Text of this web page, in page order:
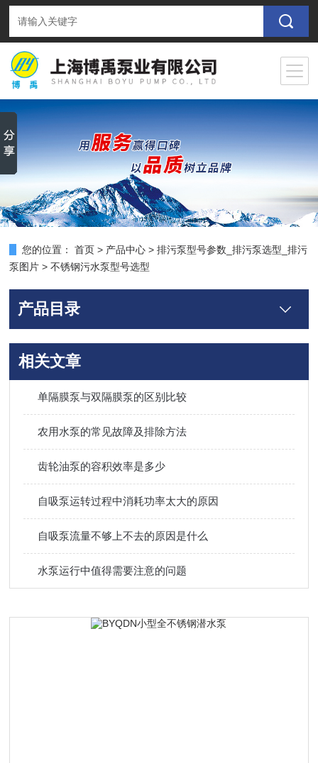
您的位置： 首页 > 产品中心 >排污泵型号参数_排污泵选型_排污
泵图片 >不锈钢污水泵型号选型
产品目录
相关文章
单隔膜泵与双隔膜泵的区别比较
农用水泵的常见故障及排除方法
齿轮油泵的容积效率是多少
自吸泵运转过程中消耗功率太大的原因
自吸泵流量不够上不去的原因是什么
水泵运行中值得需要注意的问题